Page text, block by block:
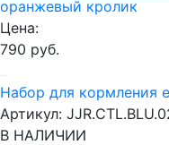
Цена:
790 руб.
Набор для кормления
Артикул:
В НАЛИЧИИ